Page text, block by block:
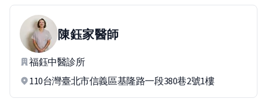
陳鈺家醫師
福鈺中醫診所
110台灣臺北市信義區基隆路一段380巷2號1樓